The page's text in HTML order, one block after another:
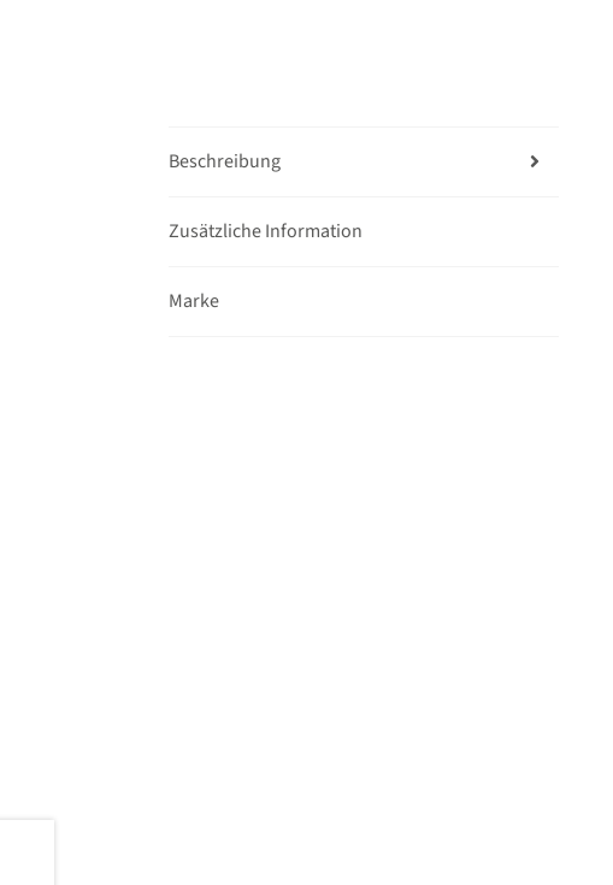
Beschreibung
Zusätzliche Information
Marke